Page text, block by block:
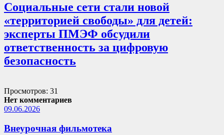
Социальные сети стали новой
«территорией свободы» для детей:
эксперты ПМЭФ обсудили
ответственность за цифровую
безопасность
Просмотров: 31
Нет комментариев
09.06.2026
Внеурочная фильмотека